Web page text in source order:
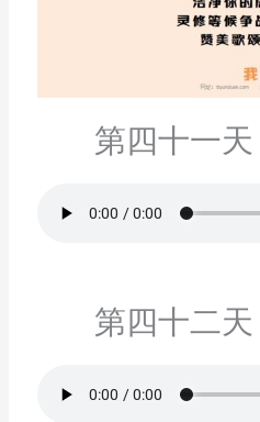
第四十一天
第四十二天